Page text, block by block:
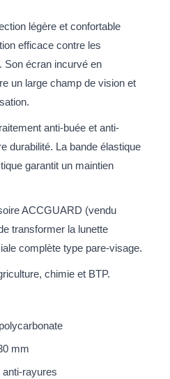
légère et confortable
efficace contre les
Son écran incurvé en
un large champ de vision et
anti-buée et anti-
durabilité. La bande élastique
garantit un maintien
ACCGUARD (vendu
transformer la lunette
complète type pare-visage.
chimie et BTP.
mm
anti-rayures